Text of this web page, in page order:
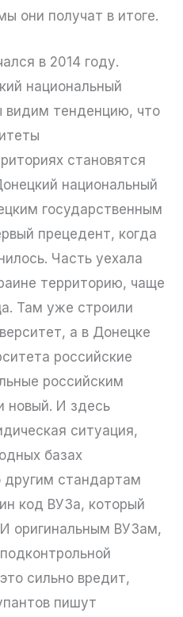
они получат в итоге.
в 2014 году.
национальный
видим тенденцию, что
становятся
национальный
государственным
прецедент, когда
Часть уехала
территорию, чаще
Там уже строили
а в Донецке
российские
российским
новый. И здесь
ситуация,
базах
другим стандартам
код ВУЗа, который
оригинальным ВУЗам,
сильно вредит,
пишут